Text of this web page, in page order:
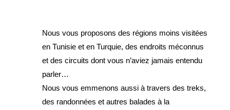
Nous vous proposons des régions moins visitées
en Tunisie et en Turquie, des endroits méconnus
et des circuits dont vous n’aviez jamais entendu
parler…
Nous vous emmenons aussi à travers des treks,
des randonnées et autres balades à la